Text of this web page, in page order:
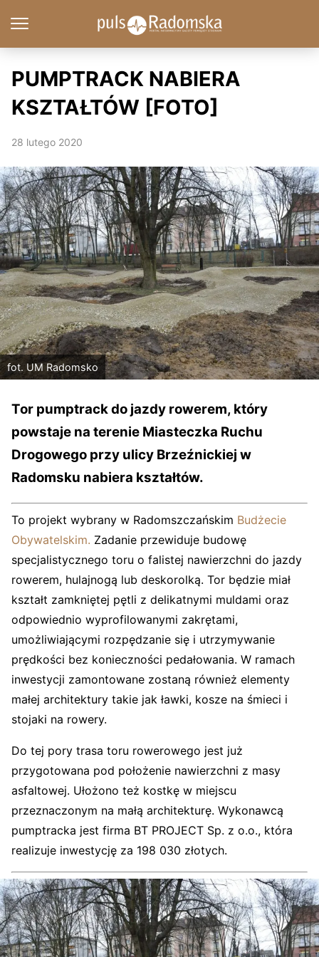
PUMPTRACK NABIERA
KSZTAŁTÓW [FOTO]
28 lutego 2020
fot. UM Radomsko
Tor pumptrack do jazdy rowerem, który
powstaje na terenie Miasteczka Ruchu
Drogowego przy ulicy Brzeźnickiej w
Radomsku nabiera kształtów.
To projekt wybrany w Radomszczańskim Budżecie
Obywatelskim. Zadanie przewiduje budowę
specjalistycznego toru o falistej nawierzchni do jazdy
rowerem, hulajnogą lub deskorolką. Tor będzie miał
kształt zamkniętej pętli z delikatnymi muldami oraz
odpowiednio wyprofilowanymi zakrętami,
umożliwiającymi rozpędzanie się i utrzymywanie
prędkości bez konieczności pedałowania. W ramach
inwestycji zamontowane zostaną również elementy
małej architektury takie jak ławki, kosze na śmieci i
stojaki na rowery.
Do tej pory trasa toru rowerowego jest już
przygotowana pod położenie nawierzchni z masy
asfaltowej. Ułożono też kostkę w miejscu
przeznaczonym na małą architekturę. Wykonawcą
pumptracka jest firma BT PROJECT Sp. z o.o., która
realizuje inwestycję za 198 030 złotych.